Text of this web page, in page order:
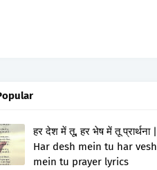
हर देश में तू, हर भेष में तू प्रार्थना |
Har desh mein tu har vesh
mein tu prayer lyrics